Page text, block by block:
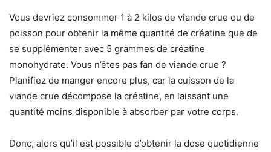
Vous devriez consommer 1 à 2 kilos de viande crue ou de
poisson pour obtenir la même quantité de créatine que de
se supplémenter avec 5 grammes de créatine
monohydrate. Vous n’êtes pas fan de viande crue ?
Planifiez de manger encore plus, car la cuisson de la
viande crue décompose la créatine, en laissant une
quantité moins disponible à absorber par votre corps.
Donc, alors qu’il est possible d’obtenir la dose quotidienne